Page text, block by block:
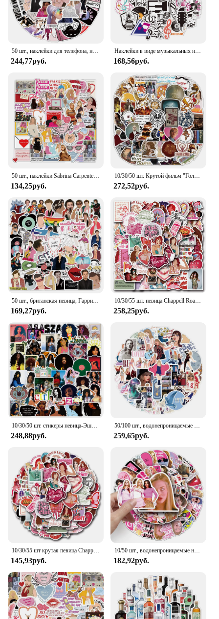
50 шт., наклейки для телефона, ноутбука, чемодана, скейтборда, гитары
244,77руб.
Наклейки в виде музыкальных нот для автомобиля, чемодана, скейтборда, гитары, ноутбука, телефона, ноутбука, декоративные наклейки «сделай сам», игрушки, подарки, 10/50 шт.
168,56руб.
50 шт., наклейки Sabrina Carpenter, изысканные справочники, чехлы для телефонов, чемоданы для ноутбуков, чашки для воды, водонепроницаемые наклейки
134,25руб.
10/30/50 шт. Крутой фильм "Голодные игры" Баллада о певчих птицах и змеях Мультяшные наклейки Ретро Водонепроницаемая наклейка Граффити на телефон
272,52руб.
50 шт., британская певица, Гарри, стиль, граффити, наклейки для багажа, ноутбука, скейтборда, водонепроницаемые декоративные наклейки
169,27руб.
10/30/55 шт. певица Chappell Roan наклейка мультфильм граффити декоративный чемодан гитара чехол для телефона скрапбук водостойкая наклейка игрушка
258,25руб.
10/30/50 шт. стикеры певица-Эша граффити s Классические игрушки холодильник чемодан Водонепроницаемый скейтборд Гитара DIY крутые наклейки Детские стикеры 1
248,88руб.
50/100 шт., водонепроницаемые ПВХ наклейки для скейтборда, гитары
259,65руб.
10/30/55 шт крутая певица Chappell Roan наклейки граффити наклейки забавные украшения детские игрушки DIY ноутбук телефон чемодан велосипед холодильник
145,93руб.
10/50 шт., водонепроницаемые наклейки для ноутбука, гитары
182,92руб.